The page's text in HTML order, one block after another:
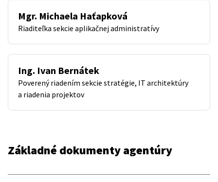
Mgr. Michaela Haťapková
Riaditeľka sekcie aplikačnej administratívy
Ing. Ivan Bernátek
Poverený riadením sekcie stratégie, IT architektúry
a riadenia projektov
Základné dokumenty agentúry